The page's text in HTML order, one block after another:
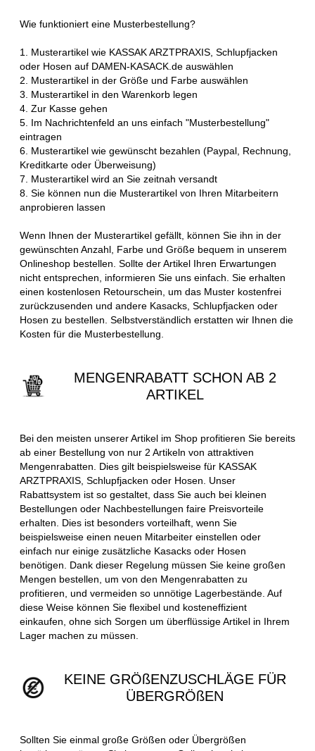
Wie funktioniert eine Musterbestellung?
1. Musterartikel wie KASSAK ARZTPRAXIS, Schlupfjacken
oder Hosen auf DAMEN-KASACK.de auswählen
2. Musterartikel in der Größe und Farbe auswählen
3. Musterartikel in den Warenkorb legen
4. Zur Kasse gehen
5. Im Nachrichtenfeld an uns einfach "Musterbestellung"
eintragen
6. Musterartikel wie gewünscht bezahlen (Paypal, Rechnung,
Kreditkarte oder Überweisung)
7. Musterartikel wird an Sie zeitnah versandt
8. Sie können nun die Musterartikel von Ihren Mitarbeitern
anprobieren lassen
Wenn Ihnen der Musterartikel gefällt, können Sie ihn in der
gewünschten Anzahl, Farbe und Größe bequem in unserem
Onlineshop bestellen. Sollte der Artikel Ihren Erwartungen
nicht entsprechen, informieren Sie uns einfach. Sie erhalten
einen kostenlosen Retourschein, um das Muster kostenfrei
zurückzusenden und andere Kasacks, Schlupfjacken oder
Hosen zu bestellen. Selbstverständlich erstatten wir Ihnen die
Kosten für die Musterbestellung.
MENGENRABATT SCHON AB 2
ARTIKEL
Bei den meisten unserer Artikel im Shop profitieren Sie bereits
ab einer Bestellung von nur 2 Artikeln von attraktiven
Mengenrabatten. Dies gilt beispielsweise für KASSAK
ARZTPRAXIS, Schlupfjacken oder Hosen. Unser
Rabattsystem ist so gestaltet, dass Sie auch bei kleinen
Bestellungen oder Nachbestellungen faire Preisvorteile
erhalten. Dies ist besonders vorteilhaft, wenn Sie
beispielsweise einen neuen Mitarbeiter einstellen oder
einfach nur einige zusätzliche Kasacks oder Hosen
benötigen. Dank dieser Regelung müssen Sie keine großen
Mengen bestellen, um von den Mengenrabatten zu
profitieren, und vermeiden so unnötige Lagerbestände. Auf
diese Weise können Sie flexibel und kosteneffizient
einkaufen, ohne sich Sorgen um überflüssige Artikel in Ihrem
Lager machen zu müssen.
KEINE GRÖßENZUSCHLÄGE FÜR
ÜBERGRÖßEN
Sollten Sie einmal große Größen oder Übergrößen